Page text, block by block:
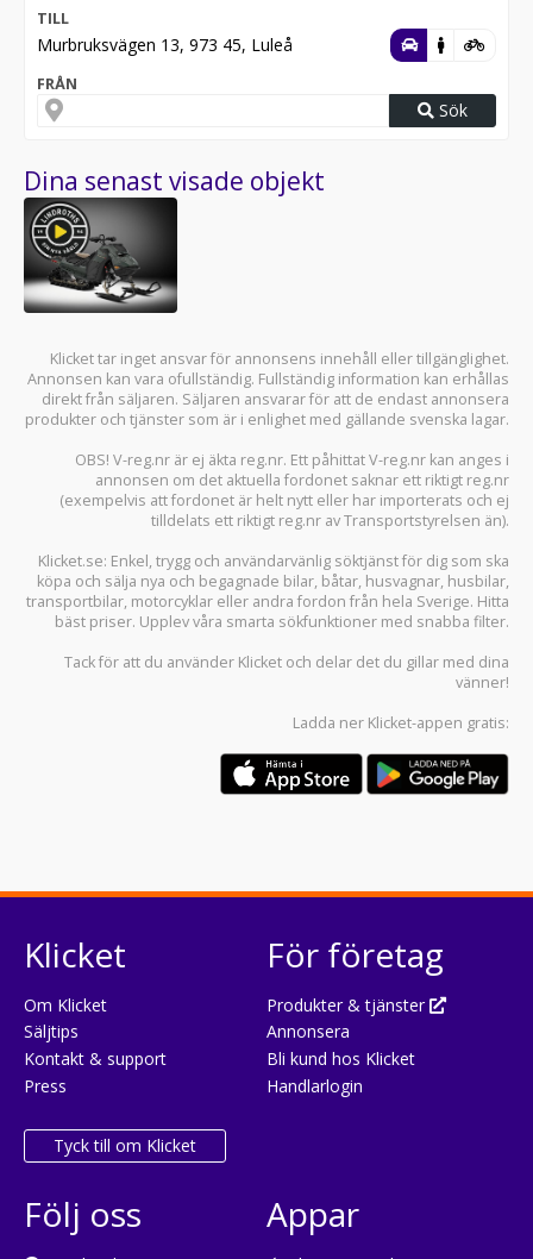
TILL
Murbruksvägen 13, 973 45, Luleå
FRÅN
Sök
Dina senast visade objekt
Klicket tar inget ansvar för annonsens innehåll eller tillgänglighet.
Annonsen kan vara ofullständig. Fullständig information kan erhållas
direkt från säljaren. Säljaren ansvarar för att de endast annonsera
produkter och tjänster som är i enlighet med gällande svenska lagar.
OBS! V-reg.nr är ej äkta reg.nr. Ett påhittat V-reg.nr kan anges i
annonsen om det aktuella fordonet saknar ett riktigt reg.nr
(exempelvis att fordonet är helt nytt eller har importerats och ej
tilldelats ett riktigt reg.nr av Transportstyrelsen än).
Klicket.se: Enkel, trygg och användarvänlig söktjänst för dig som ska
köpa och sälja nya och begagnade bilar, båtar, husvagnar, husbilar,
transportbilar, motorcyklar eller andra fordon från hela Sverige. Hitta
bäst priser. Upplev våra smarta sökfunktioner med snabba filter.
Tack för att du använder Klicket och delar det du gillar med dina
vänner!
Ladda ner Klicket-appen gratis:
Klicket
Om Klicket
Säljtips
Kontakt & support
Press
Tyck till om Klicket
För företag
Produkter & tjänster
Annonsera
Bli kund hos Klicket
Handlarlogin
Följ oss Appar